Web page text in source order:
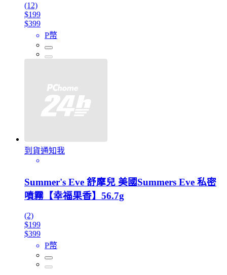
(12)
$199
$399
P幣
到貨通知我
Summer's Eve 舒摩兒 美國Summers Eve 私密
噴霧【幸福果香】56.7g
(2)
$199
$399
P幣